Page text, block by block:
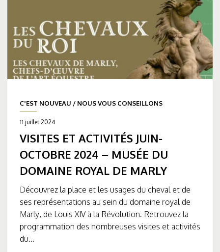
C'EST NOUVEAU / NOUS VOUS CONSEILLONS
11 juillet 2024
VISITES ET ACTIVITÉS JUIN-
OCTOBRE 2024 – MUSÉE DU
DOMAINE ROYAL DE MARLY
Découvrez la place et les usages du cheval et de
ses représentations au sein du domaine royal de
Marly, de Louis XIV à la Révolution. Retrouvez la
programmation des nombreuses visites et activités
du...